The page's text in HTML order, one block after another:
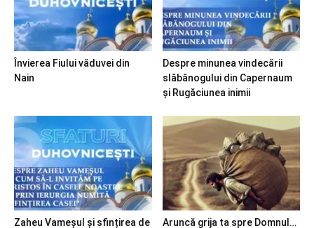
Învierea Fiului văduvei din
Nain
Despre minunea vindecării
slăbănogului din Capernaum
și Rugăciunea inimii
Zaheu Vameșul și sfințirea de
Aruncă grija ta spre Domnul…